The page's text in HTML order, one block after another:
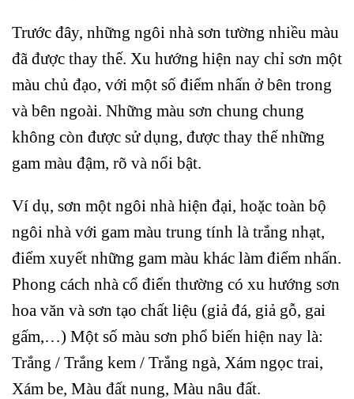
Trước đây, những ngôi nhà sơn tường nhiều màu
đã được thay thế. Xu hướng hiện nay chỉ sơn một
màu chủ đạo, với một số điểm nhấn ở bên trong
và bên ngoài. Những màu sơn chung chung
không còn được sử dụng, được thay thế những
gam màu đậm, rõ và nổi bật.
Ví dụ, sơn một ngôi nhà hiện đại, hoặc toàn bộ
ngôi nhà với gam màu trung tính là trắng nhạt,
điểm xuyết những gam màu khác làm điểm nhấn.
Phong cách nhà cổ điển thường có xu hướng sơn
hoa văn và sơn tạo chất liệu (giả đá, giả gỗ, gai
gấm,…) Một số màu sơn phổ biến hiện nay là:
Trắng / Trắng kem / Trắng ngà, Xám ngọc trai,
Xám be, Màu đất nung, Màu nâu đất.